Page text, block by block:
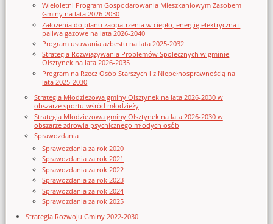
Wieloletni Program Gospodarowania Mieszkaniowym Zasobem
Gminy na lata 2026-2030
Założenia do planu zaopatrzenia w ciepło, energię elektryczna i
paliwa gazowe na lata 2026-2040
Program usuwania azbestu na lata 2025-2032
Strategia Rozwiązywania Problemów Społecznych w gminie
Olsztynek na lata 2026-2035
Program na Rzecz Osób Starszych i z Niepełnosprawnością na
lata 2025-2030
Strategia Młodzieżowa gminy Olsztynek na lata 2026-2030 w
obszarze sportu wśród młodzieży
Strategia Młodzieżowa gminy Olsztynek na lata 2026-2030 w
obszarze zdrowia psychicznego młodych osób
Sprawozdania
Sprawozdania za rok 2020
Sprawozdania za rok 2021
Sprawozdania za rok 2022
Sprawozdania za rok 2023
Sprawozdania za rok 2024
Sprawozdania za rok 2025
Strategia Rozwoju Gminy 2022-2030